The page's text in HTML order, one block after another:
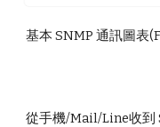
基本 SNMP 通訊圖表
從手機/Mail/Line收到